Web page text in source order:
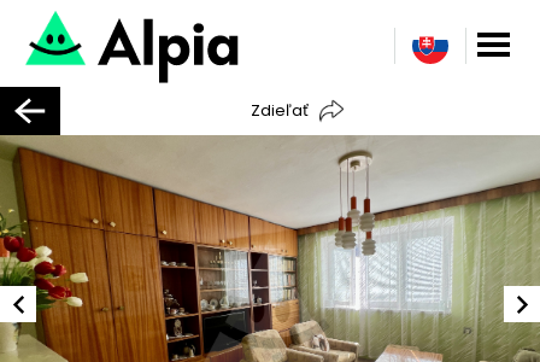
Zdieľať